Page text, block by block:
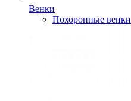
Венки
Похоронные венки